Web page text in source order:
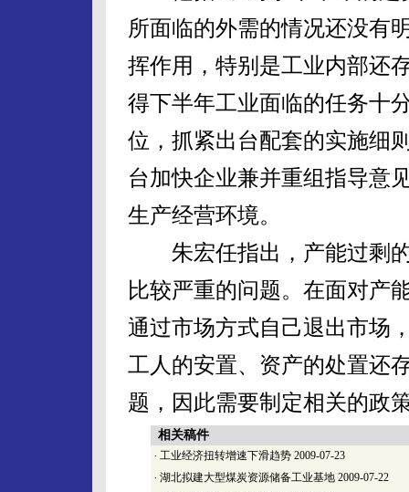
所面临的外需的情况还没有
挥作用，特别是工业内部还
得下半年工业面临的任务十
位，抓紧出台配套的实施细
台加快企业兼并重组指导意
生产经营环境。
朱宏任指出，产能过剩的
比较严重的问题。在面对产
通过市场方式自己退出市场
工人的安置、资产的处置还
题，因此需要制定相关的政
相关稿件
· 工业经济扭转增速下滑趋势 2009-07-23
· 湖北拟建大型煤炭资源储备工业基地 2009-07-22